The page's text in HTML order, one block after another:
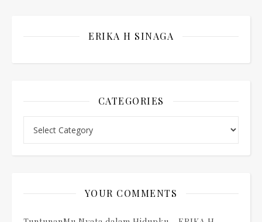
ERIKA H SINAGA
CATEGORIES
YOUR COMMENTS